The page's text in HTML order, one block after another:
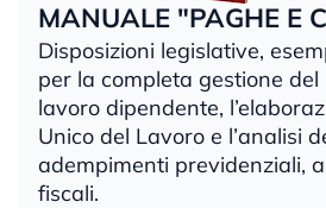
MANUALE "PAGHE E
Disposizioni legislative,
per la completa gestione
lavoro dipendente,
Unico del Lavoro e l’analisi
adempimenti previdenziali,
fiscali.